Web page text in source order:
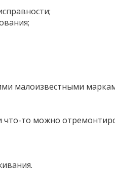
малоизвестными
что-то можно